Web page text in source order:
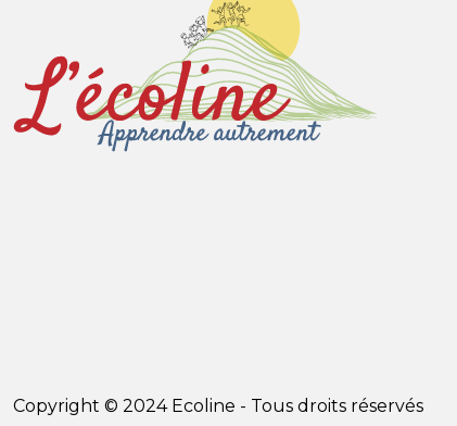
Copyright © 2024 Ecoline - Tous droits réservés